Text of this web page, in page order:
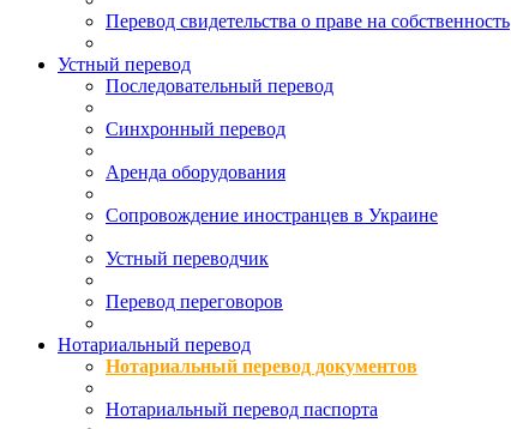
Перевод свидетельства о праве на собственность
Устный перевод
Последовательный перевод
Синхронный перевод
Аренда оборудования
Сопровождение иностранцев в Украине
Устный переводчик
Перевод переговоров
Нотариальный перевод
Нотариальный перевод документов
Нотариальный перевод паспорта